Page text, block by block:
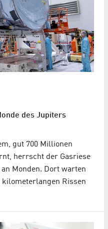
des Jupiters
gut 700 Millionen
herrscht der Gasriese
Monden. Dort warten
kilometerlangen Rissen